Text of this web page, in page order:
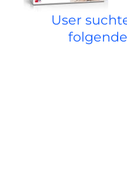
User